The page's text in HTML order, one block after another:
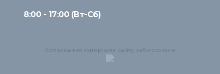
8:00 - 17:00 (Вт-Сб)
Копіювання матеріалів сайту заборонене